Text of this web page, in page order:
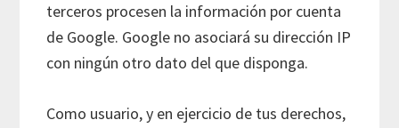
terceros procesen la información por cuenta
de Google. Google no asociará su dirección IP
con ningún otro dato del que disponga.
Como usuario, y en ejercicio de tus derechos,